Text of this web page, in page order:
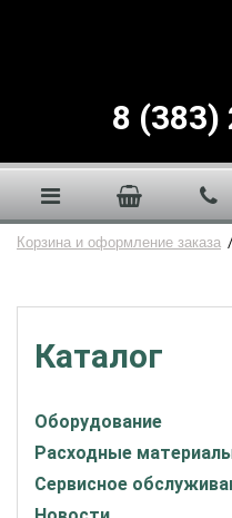
8 (383)
Корзина и оформление заказа /
Каталог
Оборудование
Расходные
Сервисное